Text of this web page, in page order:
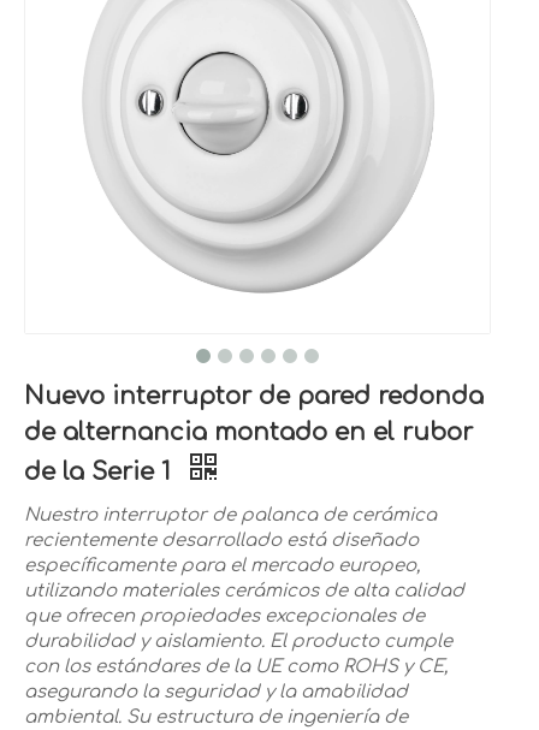
Nuevo interruptor de pared redonda
de alternancia montado en el rubor
de la Serie 1
Nuestro interruptor de palanca de cerámica
recientemente desarrollado está diseñado
específicamente para el mercado europeo,
utilizando materiales cerámicos de alta calidad
que ofrecen propiedades excepcionales de
durabilidad y aislamiento. El producto cumple
con los estándares de la UE como ROHS y CE,
asegurando la seguridad y la amabilidad
ambiental. Su estructura de ingeniería de